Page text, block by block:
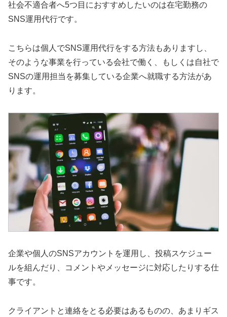
社会不適合者へ5つ目におすすめしたいのは在宅勤務の
SNS運用代行です。
こちらは個人でSNS運用代行をする方法もありますし、
そのような事業を行っている会社で働く、もしくは自社で
SNSの運用担当を募集している企業へ就職する方法があ
ります。
企業や個人のSNSアカウントを運用し、投稿スケジュー
ルを組んだり、コメントやメッセージに対応したりする仕
事です。
クライアントと連絡をとる必要はあるものの、あまりギス